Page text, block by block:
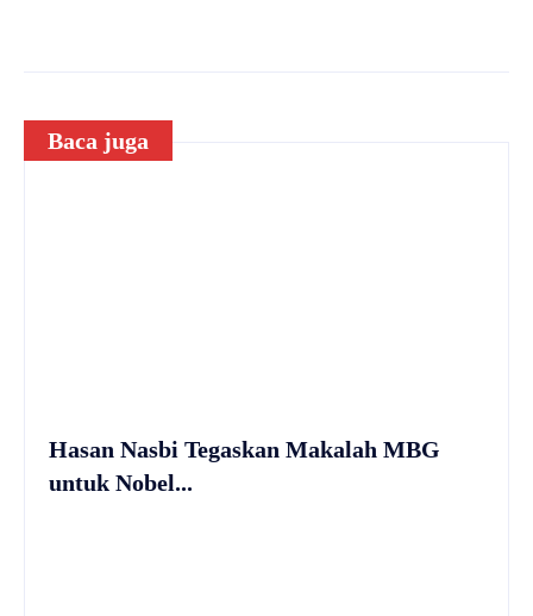
Baca juga
Hasan Nasbi Tegaskan Makalah MBG
untuk Nobel...